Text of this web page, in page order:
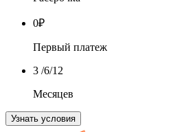
0₽
Первый платеж
3 /6/12
Месяцев
Узнать условия